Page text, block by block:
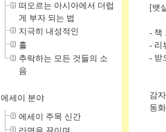
[뱃
- 책
- 리
- 받
감
동
떠오르는 아시아에서 더럽
게 부자 되는 법
지극히 내성적인
홀
추락하는 모든 것들의 소
음
에세이 분야
에세이 주목 신간